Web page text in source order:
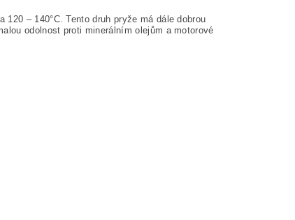
– 140°C. Tento druh pryže má dále dobrou
odolnost proti minerálním olejům a motorové